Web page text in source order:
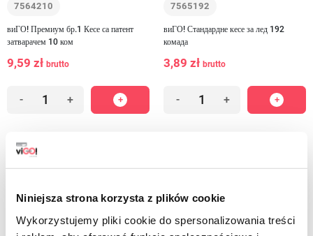
Niniejsza strona korzysta z plików cookie
Wykorzystujemy pliki cookie do spersonalizowania treści
7564210
виГО! Премиум бр.1 Кесе са патент
затварачем 10 ком
9,59 zł brutto
- +
7565192
виГО! Стандардне кесе за лед 192
комада
3,89 zł brutto
- +